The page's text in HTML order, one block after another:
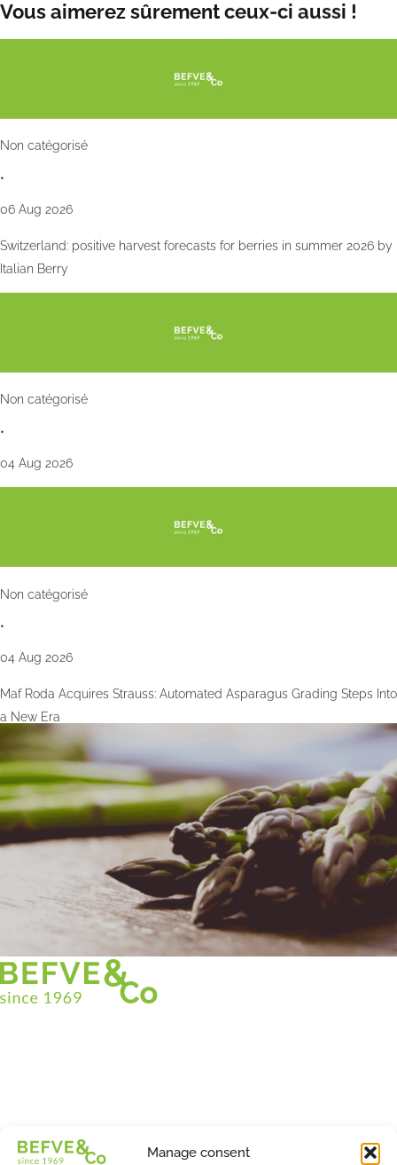
Manage consent
Vous aimerez sûrement ceux-ci aussi !
Non catégorisé
•
06 Aug 2026
Switzerland: positive harvest forecasts for berries in summer 2026 by
Italian Berry
Non catégorisé
•
04 Aug 2026
Non catégorisé
•
04 Aug 2026
Maf Roda Acquires Strauss: Automated Asparagus Grading Steps Into
a New Era